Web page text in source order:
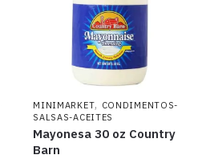
MINIMARKET, CONDIMENTOS-
SALSAS-ACEITES
Mayonesa 30 oz Country
Barn